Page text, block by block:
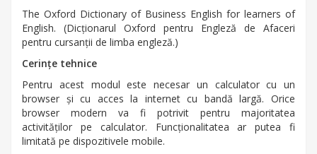
The Oxford Dictionary of Business English for learners of
English. (Dicționarul Oxford pentru Engleză de Afaceri
pentru cursanții de limba engleză.)
Cerințe tehnice
Pentru acest modul este necesar un calculator cu un
browser și cu acces la internet cu bandă largă. Orice
browser modern va fi potrivit pentru majoritatea
activităților pe calculator. Funcționalitatea ar putea fi
limitată pe dispozitivele mobile.